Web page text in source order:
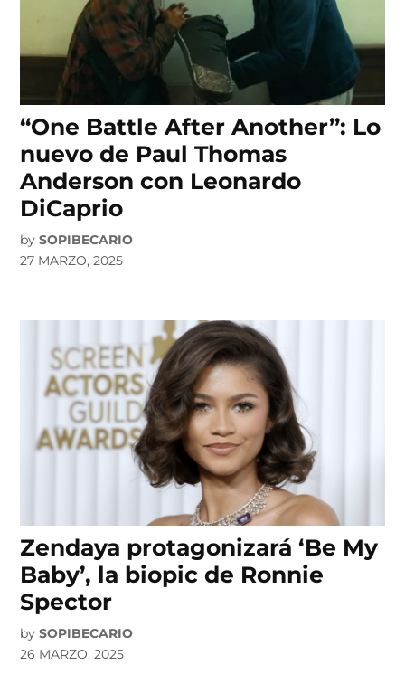
“One Battle After Another”: Lo
nuevo de Paul Thomas
Anderson con Leonardo
DiCaprio
by SOPIBECARIO
27 MARZO, 2025
Zendaya protagonizará ‘Be My
Baby’, la biopic de Ronnie
Spector
by SOPIBECARIO
26 MARZO, 2025